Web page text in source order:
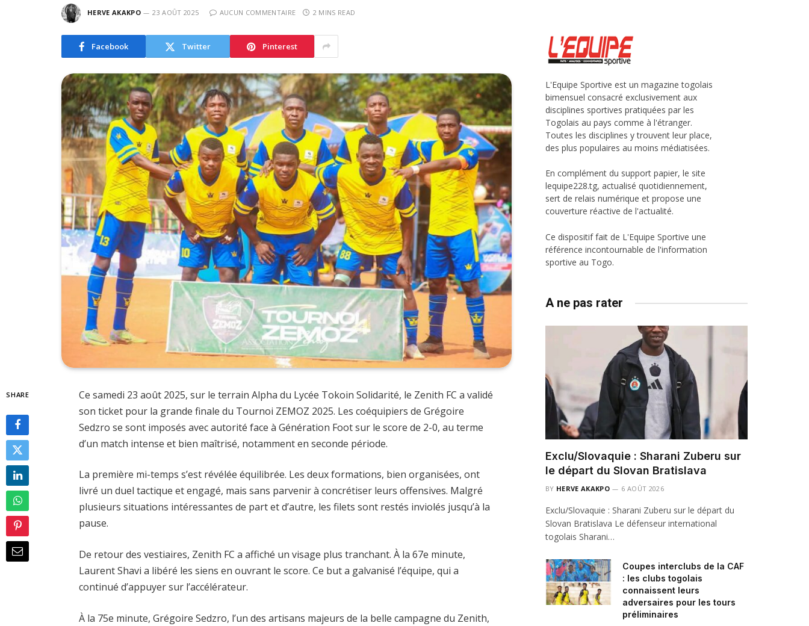
HERVE AKAKPO 23 AOÛT 2025 AUCUN COMMENTAIRE 2 MINS READ
Facebook Twitter Pinterest
SHARE
Ce samedi 23 août 2025, sur le terrain Alpha du Lycée Tokoin Solidarité, le Zenith FC a validé
son ticket pour la grande finale du Tournoi ZEMOZ 2025. Les coéquipiers de Grégoire
Sedzro se sont imposés avec autorité face à Génération Foot sur le score de 2-0, au terme
d’un match intense et bien maîtrisé, notamment en seconde période.
La première mi-temps s’est révélée équilibrée. Les deux formations, bien organisées, ont
livré un duel tactique et engagé, mais sans parvenir à concrétiser leurs offensives. Malgré
plusieurs situations intéressantes de part et d’autre, les filets sont restés inviolés jusqu’à la
pause.
De retour des vestiaires, Zenith FC a affiché un visage plus tranchant. À la 67e minute,
Laurent Shavi a libéré les siens en ouvrant le score. Ce but a galvanisé l’équipe, qui a
continué d’appuyer sur l’accélérateur.
À la 75e minute, Grégoire Sedzro, l’un des artisans majeurs de la belle campagne du Zenith,
L'Equipe Sportive est un magazine togolais
bimensuel consacré exclusivement aux
disciplines sportives pratiquées par les
Togolais au pays comme à l'étranger.
Toutes les disciplines y trouvent leur place,
des plus populaires au moins médiatisées.
En complément du support papier, le site
lequipe228.tg, actualisé quotidiennement,
sert de relais numérique et propose une
couverture réactive de l'actualité.
Ce dispositif fait de L'Equipe Sportive une
référence incontournable de l'information
sportive au Togo.
A ne pas rater
Exclu/Slovaquie : Sharani Zuberu sur
le départ du Slovan Bratislava
BY HERVE AKAKPO 6 AOÛT 2026
Exclu/Slovaquie : Sharani Zuberu sur le départ du
Slovan Bratislava Le défenseur international
togolais Sharani…
Coupes interclubs de la CAF
: les clubs togolais
connaissent leurs
adversaires pour les tours
préliminaires